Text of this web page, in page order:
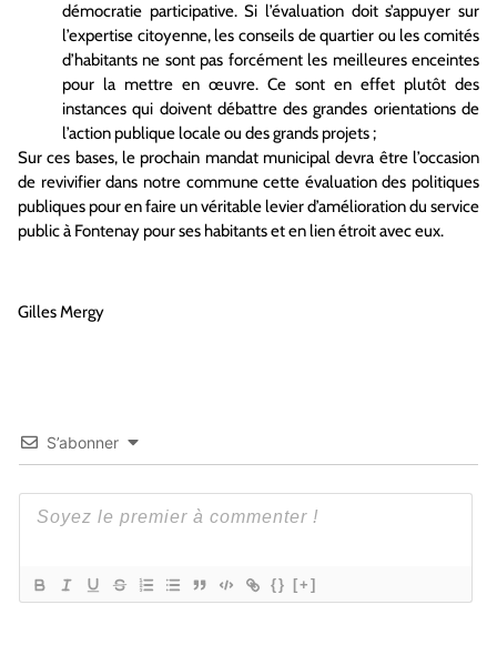
démocratie participative. Si l’évaluation doit s’appuyer sur
l’expertise citoyenne, les conseils de quartier ou les comités
d’habitants ne sont pas forcément les meilleures enceintes
pour la mettre en œuvre. Ce sont en effet plutôt des
instances qui doivent débattre des grandes orientations de
l’action publique locale ou des grands projets ;
Sur ces bases, le prochain mandat municipal devra être l’occasion
de revivifier dans notre commune cette évaluation des politiques
publiques pour en faire un véritable levier d’amélioration du service
public à Fontenay pour ses habitants et en lien étroit avec eux.
Gilles Mergy
S’abonner
{} [+]